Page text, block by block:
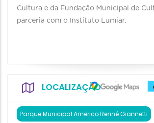
Cultura e da Fundação Municipal de
parceria com o Instituto Lumiar.
LOCALIZAÇÃO
Parque Municipal Américo Renné Giannetti